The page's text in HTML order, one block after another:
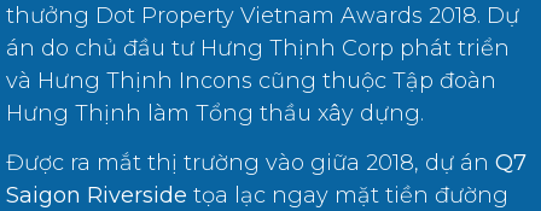
thưởng Dot Property Vietnam Awards 2018. Dự
án do chủ đầu tư Hưng Thịnh Corp phát triển
và Hưng Thịnh Incons cũng thuộc Tập đoàn
Hưng Thịnh làm Tổng thầu xây dựng.
Được ra mắt thị trường vào giữa 2018, dự án Q7
Saigon Riverside tọa lạc ngay mặt tiền đường